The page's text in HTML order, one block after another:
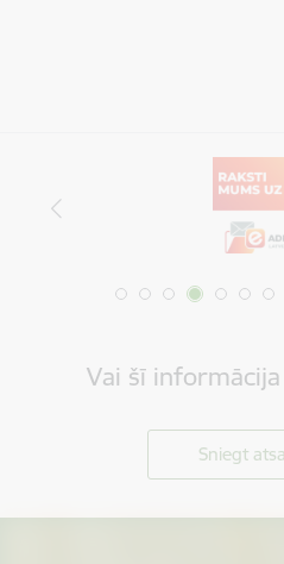
Vai šī
Sniegt